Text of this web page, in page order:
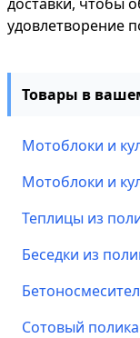
удовлетворение
Товары в
Мотоблоки и
Мотоблоки и
Теплицы из
Беседки из
Сотовый